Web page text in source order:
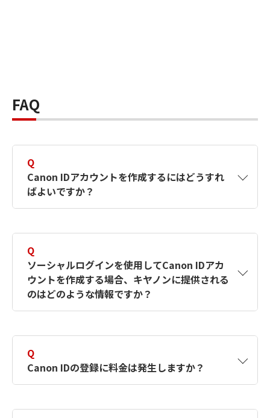
FAQ
Q
Canon IDアカウントを作成するにはどうすれ
ばよいですか？
す。詳しい作成方法は【カメラ】Canon IDとは
何ですか？Canon IDの作成方法は？をご確認く
ださい。
Q
ソーシャルログインを使用してCanon IDアカ
ウントを作成する場合、キヤノンに提供される
のはどのような情報ですか？
択したサービスから取得します。アカウントを
簡単に作成できるように、この情報を使用して
Canon IDの登録フォームを入力します。
Q
Canon IDの登録に料金は発生しますか？